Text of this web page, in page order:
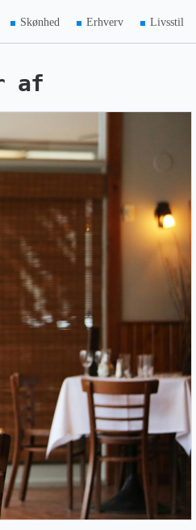
Skønhed Erhverv Livsstil
af